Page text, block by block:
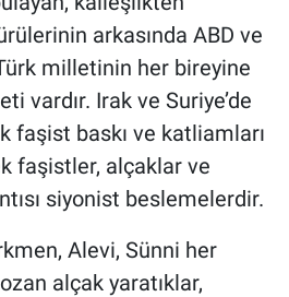
arkasında ABD ve
milletinin her bireyine
vardır. Irak ve Suriye’de
faşist baskı ve katliamları
faşistler, alçaklar ve
siyonist beslemelerdir.
Alevi, Sünni her
alçak yaratıklar,